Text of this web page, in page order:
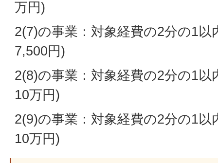
万円)
2(7)の事業：対象経費の2分の1以
7,500円)
2(8)の事業：対象経費の2分の1以
10万円)
2(9)の事業：対象経費の2分の1以
10万円)